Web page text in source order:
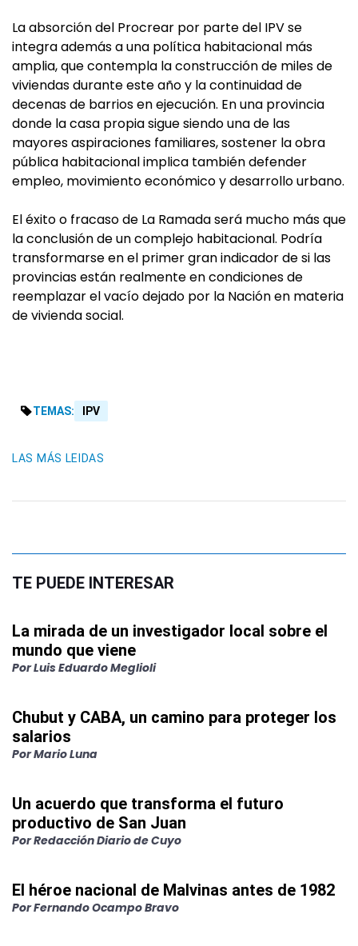
La absorción del Procrear por parte del IPV se
integra además a una política habitacional más
amplia, que contempla la construcción de miles de
viviendas durante este año y la continuidad de
decenas de barrios en ejecución. En una provincia
donde la casa propia sigue siendo una de las
mayores aspiraciones familiares, sostener la obra
pública habitacional implica también defender
empleo, movimiento económico y desarrollo urbano.
El éxito o fracaso de La Ramada será mucho más que
la conclusión de un complejo habitacional. Podría
transformarse en el primer gran indicador de si las
provincias están realmente en condiciones de
reemplazar el vacío dejado por la Nación en materia
de vivienda social.
TEMAS: IPV
LAS MÁS LEIDAS
TE PUEDE INTERESAR
La mirada de un investigador local sobre el
mundo que viene
PorLuis Eduardo Meglioli
Chubut y CABA, un camino para proteger los
salarios
PorMario Luna
Un acuerdo que transforma el futuro
productivo de San Juan
PorRedacción Diario de Cuyo
El héroe nacional de Malvinas antes de 1982
PorFernando Ocampo Bravo